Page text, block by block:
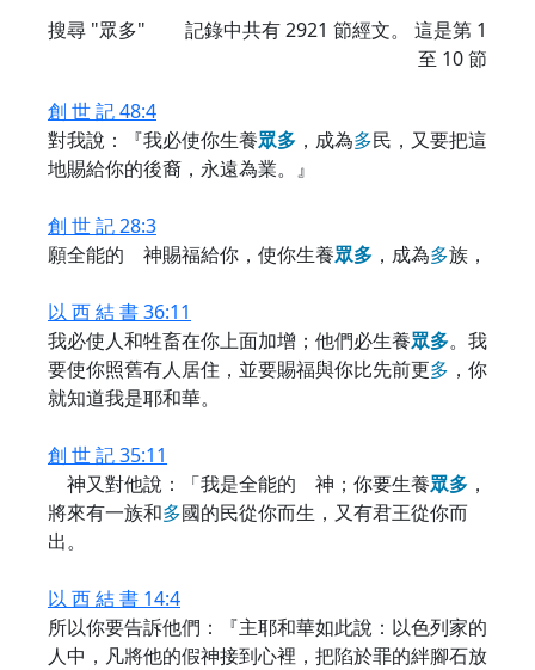
搜尋 "眾多" 記錄中共有2921 節經文。 這是第 1
至 10 節
創 世 記 48:4
對我說：『我必使你生養眾多 ，成為多民，又要把這
地賜給你的後裔，永遠為業。』
創 世 記 28:3
願全能的 神賜福給你，使你生養眾多 ，成為多族，
以 西 結 書 36:11
我必使人和牲畜在你上面加增；他們必生養眾多。我
要使你照舊有人居住，並要賜福與你比先前更多 ，你
就知道我是耶和華。
創 世 記 35:11
神又對他說：「我是全能的 神；你要生養眾多 ，
將來有一族和多國的民從你而生，又有君王從你而
出。
以 西 結 書 14:4
所以你要告訴他們：『主耶和華如此說：以色列家的
人中，凡將他的假神接到心裡，把陷於罪的絆腳石放